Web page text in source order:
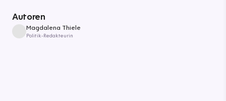
Autoren
Magdalena Thiele
Politik-Redakteurin